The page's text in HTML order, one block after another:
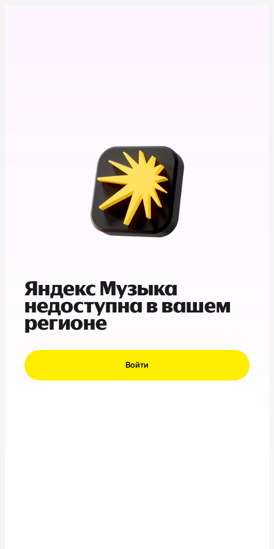
Яндекс Музыка
недоступна в вашем
регионе
Войти